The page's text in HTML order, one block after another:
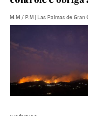
M.M / P.M Las Palmas de Gran